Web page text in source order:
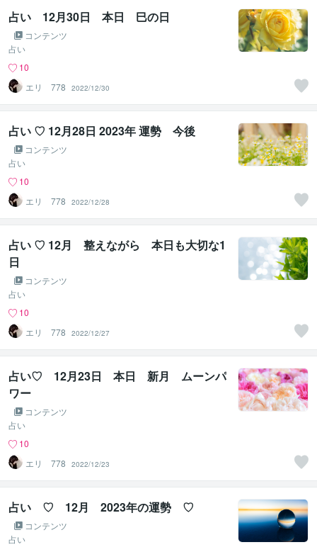
占い 12月30日 本日 巳の日
コンテンツ
占い
10
エリ 778
2022/12/30
占い ♡ 12月28日 2023年 運勢 今後
コンテンツ
占い
10
エリ 778
2022/12/28
占い ♡ 12月 整えながら 本日も大切な1
日
コンテンツ
占い
10
エリ 778
2022/12/27
占い♡ 12月23日 本日 新月 ムーンパ
ワー
コンテンツ
占い
10
エリ 778
2022/12/23
占い ♡ 12月 2023年の運勢 ♡
コンテンツ
占い